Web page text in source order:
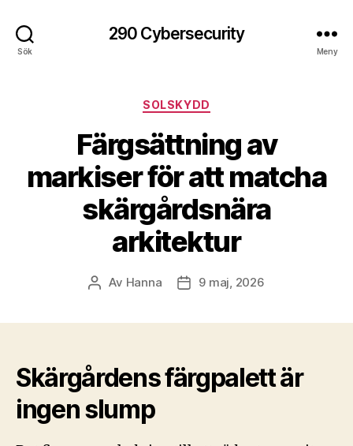
Sök
290 Cybersecurity
Meny
Kategorier
SOLSKYDD
Färgsättning av
markiser för att matcha
skärgårdsnära
arkitektur
Inläggsförfattare
Av Hanna Inläggsdatum
9 maj, 2026
Skärgårdens färgpalett är
ingen slump